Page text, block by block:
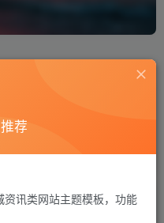
DownKyi，bilibili哔哩哔哩
实用工具
7126
v4.29.0.5640 高
荐
讯类网站主题模板，功能